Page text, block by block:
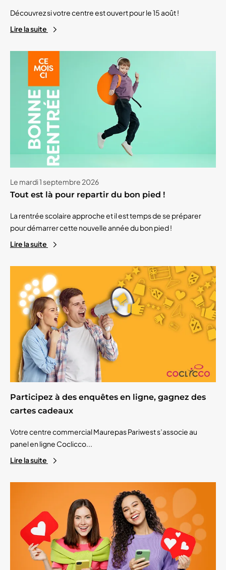
Découvrez si votre centre est ouvert pour le 15 août !
Lire la suite
Le mardi 1 septembre 2026
Tout est là pour repartir du bon pied !
La rentrée scolaire approche et il est temps de se préparer
pour démarrer cette nouvelle année du bon pied !
Lire la suite
Participez à des enquêtes en ligne, gagnez des
cartes cadeaux
Votre centre commercial Maurepas Pariwest s’associe au
panel en ligne Coclicco...
Lire la suite